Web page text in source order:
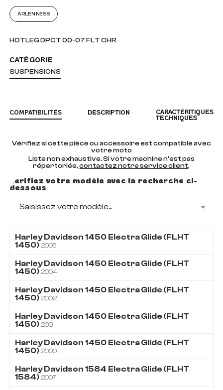
ARLEN NESS
HOTLEG DPCT 00-07 FLT CHR
CATÉGORIE
SUSPENSIONS
COMPATIBILITÉS DESCRIPTION
CARACTÉRITIQUES
TECHNIQUES
Vérifiez si cette pièce ou accessoire est compatible avec
votre moto
Liste non exhaustive. Si votre machine n'est pas
répertoriée,contactez notre service client.
Vérifiez votre modèle avec la recherche ci-
dessous
Saisissez votre modèle...
Harley Davidson 1450 Electra Glide (FLHT
1450) 2005
Harley Davidson 1450 Electra Glide (FLHT
1450) 2004
Harley Davidson 1450 Electra Glide (FLHT
1450) 2002
Harley Davidson 1450 Electra Glide (FLHT
1450) 2001
Harley Davidson 1450 Electra Glide (FLHT
1450) 2000
Harley Davidson 1584 Electra Glide (FLHT
1584) 2007